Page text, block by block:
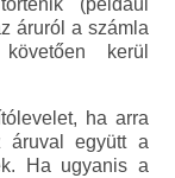
(például
áruról a számla
kerül
ha arra
áruval együtt a
Ha ugyanis a